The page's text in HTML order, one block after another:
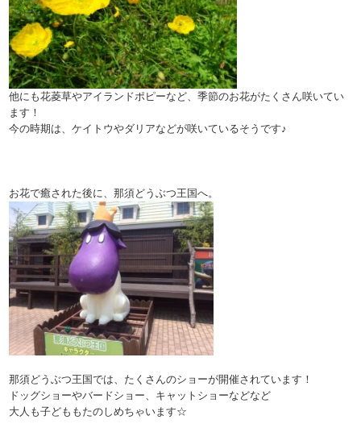
他にも花菱草やアイランドポピーなど、季節のお花がたくさん咲いてい
ます！
今の時期は、ケイトウやダリアなどが咲いているそうです♪
お花で癒された後に、那須どうぶつ王国へ。
那須どうぶつ王国では、たくさんのショーが開催されています！
ドッグショーやバードショー、キャットショーなどなど
大人も子どももたのしめちゃいます☆